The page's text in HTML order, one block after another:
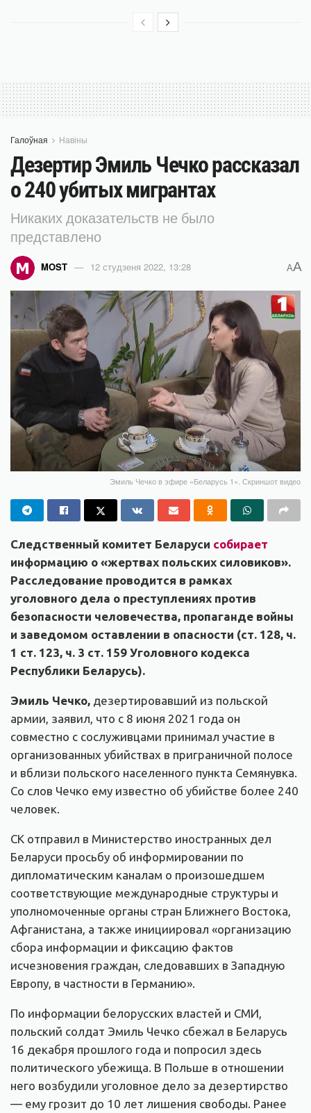
Галоўная Навіны
Дезертир Эмиль Чечко рассказал
о 240 убитых мигрантах
Никаких доказательств не было
представлено
MOST 12 студзеня 2022, 13:28 AA
Эмиль Чечко в эфире «Беларусь 1». Скриншот видео
Следственный комитет Беларуси собирает
информацию о «жертвах польских силовиков».
Расследование проводится в рамках
уголовного дела о преступлениях против
безопасности человечества, пропаганде войны
и заведомом оставлении в опасности (ст. 128, ч.
1 ст. 123, ч. 3 ст. 159 Уголовного кодекса
Республики Беларусь).
Эмиль Чечко, дезертировавший из польской
армии, заявил, что с 8 июня 2021 года он
совместно с сослуживцами принимал участие в
организованных убийствах в приграничной полосе
и вблизи польского населенного пункта Семянувка.
Со слов Чечко ему известно об убийстве более 240
человек.
СК отправил в Министерство иностранных дел
Беларуси просьбу об информировании по
дипломатическим каналам о произошедшем
соответствующие международные структуры и
уполномоченные органы стран Ближнего Востока,
Афганистана, а также инициировал «организацию
сбора информации и фиксацию фактов
исчезновения граждан, следовавших в Западную
Европу, в частности в Германию».
По информации белорусских властей и СМИ,
польский солдат Эмиль Чечко сбежал в Беларусь
16 декабря прошлого года и попросил здесь
политического убежища. В Польше в отношении
него возбудили уголовное дело за дезертирство
— ему грозит до 10 лет лишения свободы. Ранее